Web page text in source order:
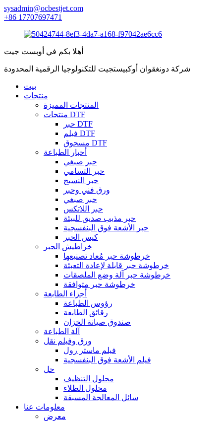
sysadmin@ocbestjet.com
+86 17707697471
أهلا بكم في أوبست جيت
شركة دونغقوان أوكبيستجيت للتكنولوجيا الرقمية المحدودة
بيت
منتجات
المنتجات المميزة
منتجات DTF
حبر DTF
فيلم DTF
مسحوق DTF
أحبار الطباعة
حبر صبغي
حبر التسامي
حبر النسيج
ورق فني وحبر
حبر صبغي
حبر اللاتكس
حبر مذيب صديق للبيئة
حبر الأشعة فوق البنفسجية
كيس الحبر
خراطيش الحبر
خرطوشة حبر مُعاد تصنيعها
خرطوشة حبر قابلة لإعادة التعبئة
خرطوشة حبر آلة وضع الملصقات
خرطوشة حبر متوافقة
أجزاء الطابعة
رؤوس الطباعة
رقائق الطابعة
صندوق صيانة الخزان
آلة الطباعة
ورق وفيلم نقل
فيلم ماستر رول
فيلم الأشعة فوق البنفسجية
حل
محلول التنظيف
محلول الطلاء
سائل المعالجة المسبقة
معلومات عنا
معرض